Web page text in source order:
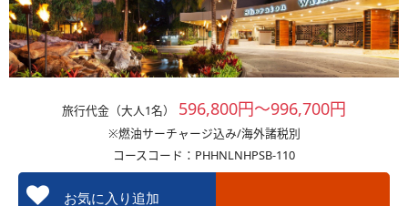
旅行代金（大人1名） 596,800円～996,700円
※燃油サーチャージ込み/海外諸税別
コースコード：PHHNLNHPSB-110
お気に入り追加